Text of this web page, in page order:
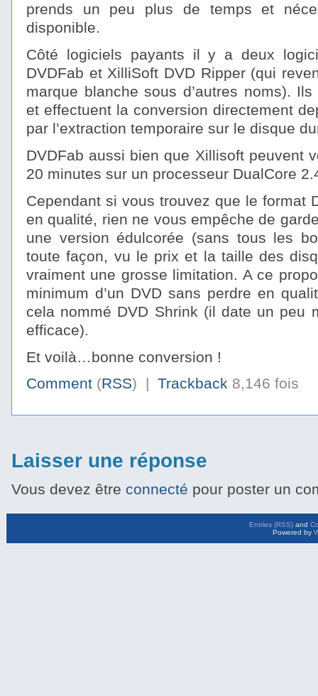
prends un peu plus de temps et
disponible.
Côté logiciels payants il y a deux
DVDFab et XilliSoft DVD Ripper (qui
marque blanche sous d’autres noms).
et effectuent la conversion directement
par l’extraction temporaire sur le disque
DVDFab aussi bien que Xillisoft peuvent
20 minutes sur un processeur DualCore
Cependant si vous trouvez que le format
en qualité, rien ne vous empêche de
une version édulcorée (sans tous les
toute façon, vu le prix et la taille des
vraiment une grosse limitation. A ce
minimum d’un DVD sans perdre en
cela nommé DVD Shrink (il date un peu
efficace).
Et voilà…bonne conversion !
Comment (RSS) | Trackback 8,146 fois
Laisser une réponse
Vous devez être connecté pour poster un
Entries (RSS) and
Powered by